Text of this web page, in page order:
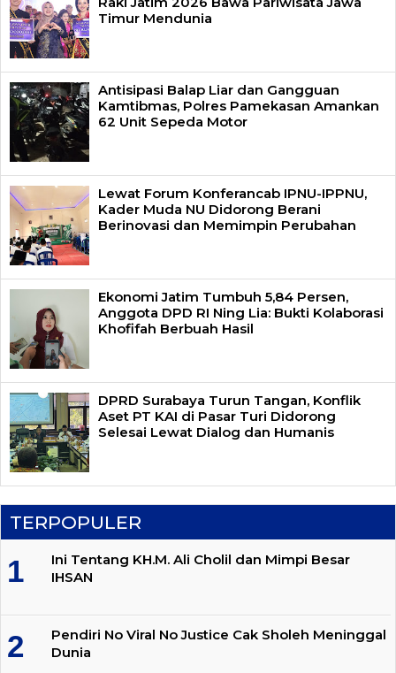
Timur Mendunia
Antisipasi Balap Liar dan Gangguan
Kamtibmas, Polres Pamekasan Amankan
62 Unit Sepeda Motor
Lewat Forum Konferancab IPNU-IPPNU,
Kader Muda NU Didorong Berani
Berinovasi dan Memimpin Perubahan
Ekonomi Jatim Tumbuh 5,84 Persen,
Anggota DPD RI Ning Lia: Bukti Kolaborasi
Khofifah Berbuah Hasil
DPRD Surabaya Turun Tangan, Konflik
Aset PT KAI di Pasar Turi Didorong
Selesai Lewat Dialog dan Humanis
TERPOPULER
Ini Tentang KH.M. Ali Cholil dan Mimpi Besar
IHSAN
Pendiri No Viral No Justice Cak Sholeh Meninggal
Dunia